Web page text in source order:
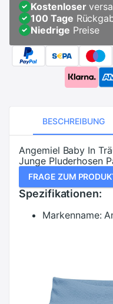
Kostenloser
100 Tage
Niedrige Preise
BESCHREIBUNG
Angemiel Baby In
Junge Pluderhosen
FRAGE ZUM
Spezifikationen:
Markenname: